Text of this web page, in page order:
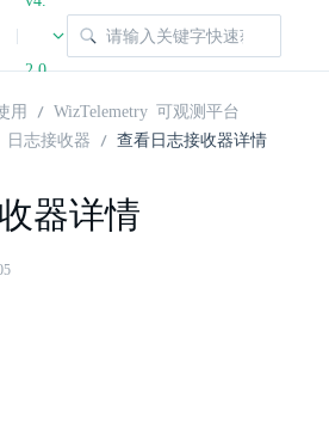
|
2.0
用
WizTelemetry 可观测平台
日志接收器 查看日志接收器详情
器详情